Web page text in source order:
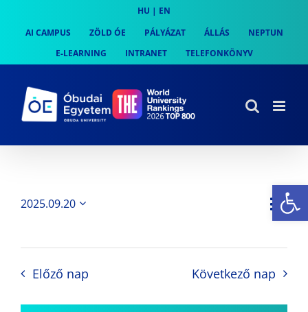
content
HU | EN
AI CAMPUS
ZÖLD ÓE PÁLYÁZAT ÁLLÁS
NEPTUN
E-LEARNING
INTRANET TELEFONKÖNYV
Nap
2025.09.20
Előző nap Következő nap